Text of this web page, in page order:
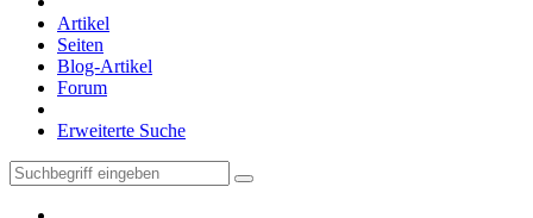
Artikel
Seiten
Blog-Artikel
Forum
Erweiterte Suche